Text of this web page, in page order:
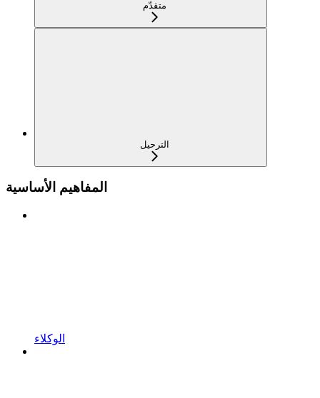
متقدّم
الترحيل
المفاهيم الأساسية
الوكلاء